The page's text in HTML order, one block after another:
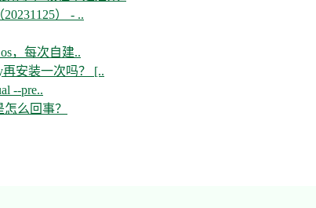
） - ..
，每次自建..
安装一次吗？ [..
--pre..
么回事？